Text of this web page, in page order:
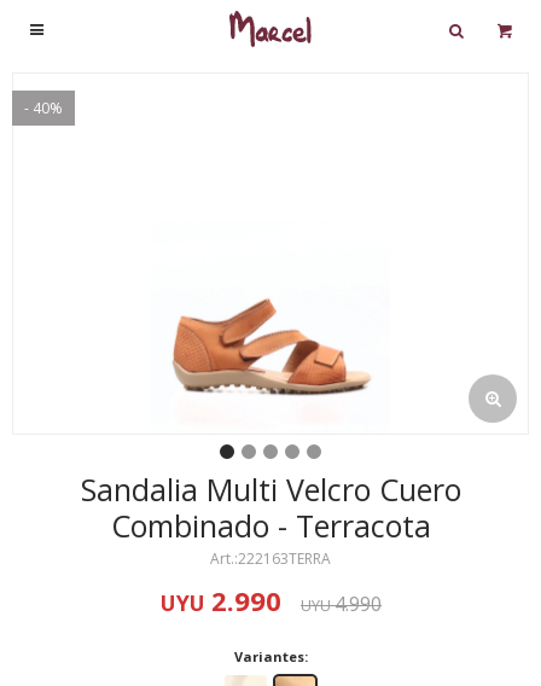

40
Sandalia Multi Velcro Cuero
Combinado - Terracota
222163TERRA
UYU 2.990 UYU4.990
Variantes: